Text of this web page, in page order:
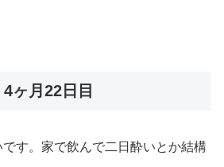
ヶ月22日目
です。家で飲んで二日酔いとか結構